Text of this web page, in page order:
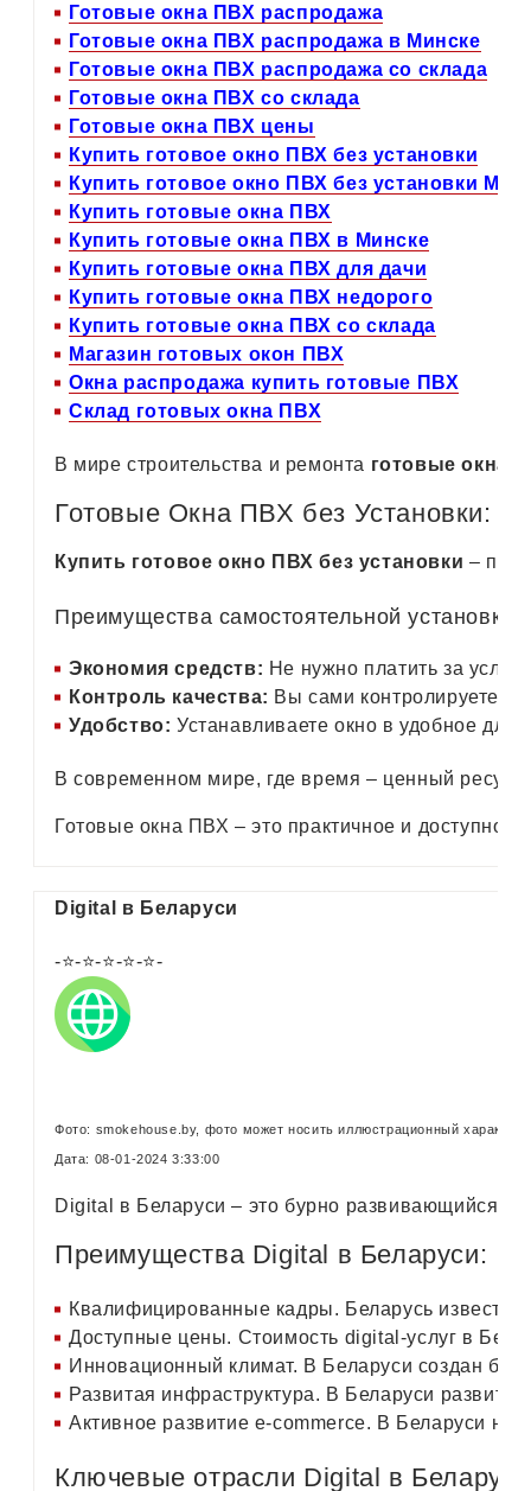
Готовые окна ПВХ распродажа
Готовые окна ПВХ распродажа в Минске
Готовые окна ПВХ распродажа со склада
Готовые окна ПВХ со склада
Готовые окна ПВХ цены
Купить готовое окно ПВХ без установки
Купить готовое окно ПВХ без установки
Купить готовые окна ПВХ
Купить готовые окна ПВХ в Минске
Купить готовые окна ПВХ для дачи
Купить готовые окна ПВХ недорого
Купить готовые окна ПВХ со склада
Магазин готовых окон ПВХ
Окна распродажа купить готовые ПВХ
Склад готовых окна ПВХ
В мире строительства и ремонта готовые окна
Готовые Окна ПВХ без Установки:
Купить готовое окно ПВХ без установки –
Преимущества самостоятельной установки:
Экономия средств: Не нужно платить за
Контроль качества: Вы сами контролируете
Удобство: Устанавливаете окно в удобное для
В современном мире, где время – ценный
Готовые окна ПВХ – это практичное и
Digital в Беларуси
-⭐-⭐-⭐-⭐-⭐-
Фото: smokehouse.by, фото может носить иллюстрационный характер
Дата: 08-01-2024 3:33:00
Digital в Беларуси – это бурно развивающийся
Преимущества Digital в Беларуси:
Квалифицированные кадры. Беларусь
Доступные цены. Стоимость digital-услуг в
Инновационный климат. В Беларуси создан
Развитая инфраструктура. В Беларуси развита
Активное развитие e-commerce. В Беларуси
Ключевые отрасли Digital в